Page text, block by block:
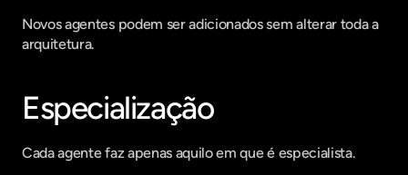
Novos agentes podem ser adicionados sem alterar toda a
arquitetura.
Especialização
Cada agente faz apenas aquilo em que é especialista.